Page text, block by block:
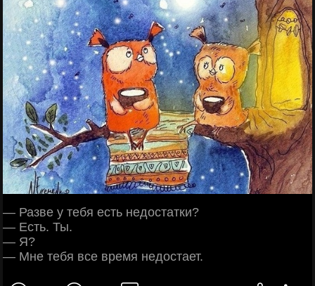
— Разве у тебя есть недостатки?
— Есть. Ты.
— Я?
— Мне тебя все время недостает.